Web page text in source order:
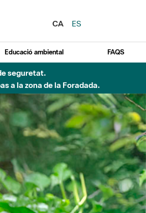
CA
ES
Educació ambiental FAQS
seguretat.
a la zona de la Foradada.